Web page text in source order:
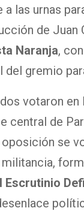
las urnas
de Juan
Naranja,
gremio
votaron
central de
se